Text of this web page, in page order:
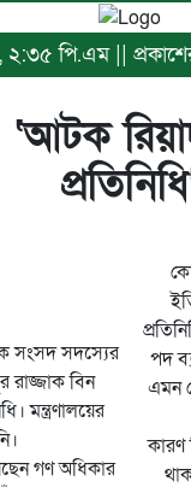
২:৩৫ পি.এম ||
রিয়াদ
সংসদ সদস্যের
রাজ্জাক বিন
মন্ত্রণালয়ের
গণ অধিকার
পদ
এমন
কারণ